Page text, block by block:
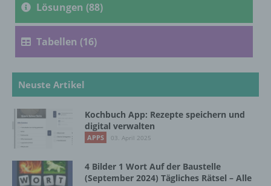
Lösungen (88)
Tabellen (16)
Neuste Artikel
Kochbuch App: Rezepte speichern und
digital verwalten
APPS 03. April 2025
4 Bilder 1 Wort Auf der Baustelle
(September 2024) Tägliches Rätsel – Alle
Betroffene Person ist jede identifizierte oder
identifizierbare natürliche Person, deren
personenbezogene Daten von dem für die
Verarbeitung Verantwortlichen verarbeitet
werden.
c) Verarbeitung
Verarbeitung ist jeder mit oder ohne Hilfe
Vorgang oder jede solche Vorgangsreihe im
Zusammenhang mit personenbezogenen